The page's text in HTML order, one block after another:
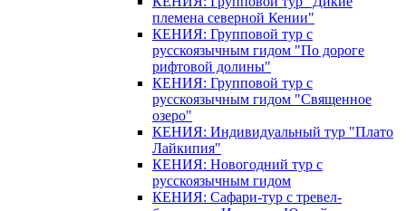
племена северной Кении"
КЕНИЯ: Групповой тур с
русскоязычным гидом "По дороге
рифтовой долины"
КЕНИЯ: Групповой тур с
русскоязычным гидом "Священное
озеро"
КЕНИЯ: Индивидуальный тур "Плато
Лайкипия"
КЕНИЯ: Новогодний тур с
русскоязычным гидом
КЕНИЯ: Сафари-тур с тревел-